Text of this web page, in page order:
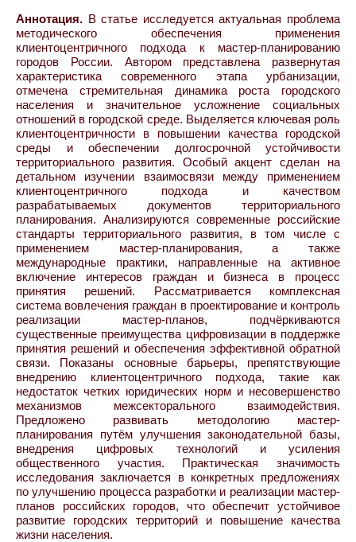
Аннотация. В статье исследуется актуальная проблема
методического обеспечения применения
клиентоцентричного подхода к мастер-планированию
городов России. Автором представлена развернутая
характеристика современного этапа урбанизации,
отмечена стремительная динамика роста городского
населения и значительное усложнение социальных
отношений в городской среде. Выделяется ключевая роль
клиентоцентричности в повышении качества городской
среды и обеспечении долгосрочной устойчивости
территориального развития. Особый акцент сделан на
детальном изучении взаимосвязи между применением
клиентоцентричного подхода и качеством
разрабатываемых документов территориального
планирования. Анализируются современные российские
стандарты территориального развития, в том числе с
применением мастер-планирования, а также
международные практики, направленные на активное
включение интересов граждан и бизнеса в процесс
принятия решений. Рассматривается комплексная
система вовлечения граждан в проектирование и контроль
реализации мастер-планов, подчёркиваются
существенные преимущества цифровизации в поддержке
принятия решений и обеспечения эффективной обратной
связи. Показаны основные барьеры, препятствующие
внедрению клиентоцентричного подхода, такие как
недостаток четких юридических норм и несовершенство
механизмов межсекторального взаимодействия.
Предложено развивать методологию мастер-
планирования путём улучшения законодательной базы,
внедрения цифровых технологий и усиления
общественного участия. Практическая значимость
исследования заключается в конкретных предложениях
по улучшению процесса разработки и реализации мастер-
планов российских городов, что обеспечит устойчивое
развитие городских территорий и повышение качества
жизни населения.